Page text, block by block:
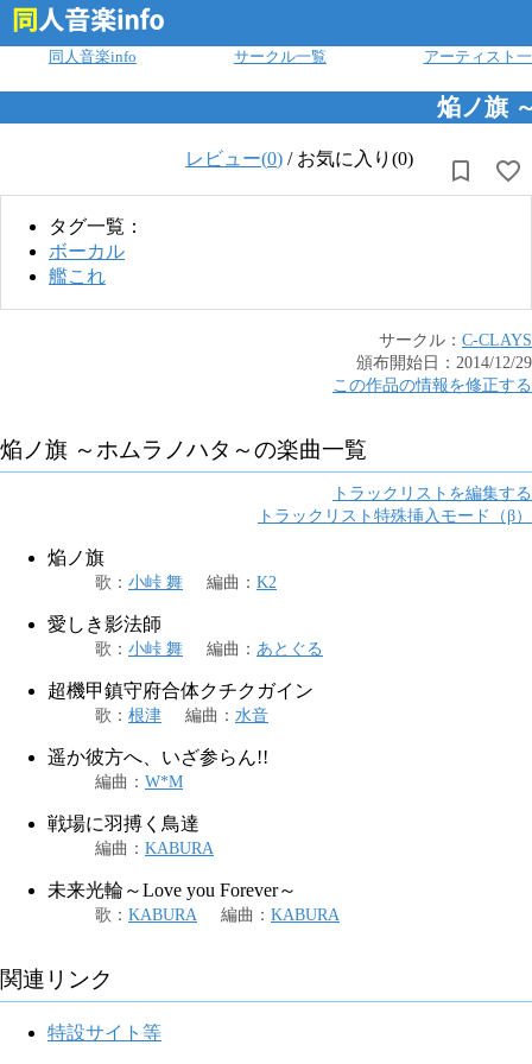
同人音楽info サークル一覧 アーティスト
焔ノ旗
レビュー(0) / お気に入り(0)
タグ一覧：
ボーカル
艦これ
サークル： C-CLAYS
頒布開始日： 2014/12/29
この作品の情報を修正する
焔ノ旗 ～ホムラノハタ～の楽曲一覧
トラックリストを編集する
トラックリスト特殊挿入モード（β）
焔ノ旗
歌 ： 小峠 舞 編曲 ： K2
愛しき影法師
歌 ： 小峠 舞 編曲 ： あとぐる
超機甲鎮守府合体クチクガイン
歌 ： 根津 編曲 ： 水音
遥か彼方へ、いざ参らん!!
編曲 ： W*M
戦場に羽搏く鳥達
編曲 ： KABURA
未来光輪～Love you Forever～
歌 ： KABURA 編曲 ： KABURA
関連リンク
特設サイト等